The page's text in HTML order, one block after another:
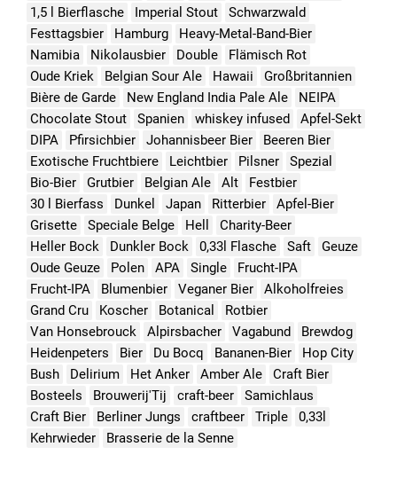
1,5 l Bierflasche
Imperial Stout
Schwarzwald
Festtagsbier
Hamburg
Heavy-Metal-Band-Bier
Namibia
Nikolausbier Double
Flämisch Rot
Oude Kriek
Belgian Sour Ale Hawaii
Großbritannien
Bière de Garde
New England India Pale Ale
NEIPA
Chocolate Stout
Spanien whiskey infused
Apfel-Sekt
DIPA
Pfirsichbier Johannisbeer Bier
Beeren Bier
Exotische Fruchtbiere
Leichtbier Pilsner
Spezial
Bio-Bier
Grutbier Belgian Ale Alt
Festbier
30 l Bierfass
Dunkel Japan Ritterbier
Apfel-Bier
Grisette
Speciale Belge Hell
Charity-Beer
Heller Bock
Dunkler Bock 0,33l Flasche Saft
Geuze
Oude Geuze
Polen APA Single
Frucht-IPA
Frucht-IPA
Blumenbier Veganer Bier
Alkoholfreies
Grand Cru
Koscher Botanical
Rotbier
Van Honsebrouck
Alpirsbacher Vagabund
Brewdog
Heidenpeters
Bier Du Bocq Bananen-Bier
Hop City
Bush
Delirium Het Anker Amber Ale
Craft Bier
Bosteels
Brouwerij'Tij craft-beer
Samichlaus
Craft Bier
Berliner Jungs craftbeer Triple
0,33l
Kehrwieder
Brasserie de la Senne